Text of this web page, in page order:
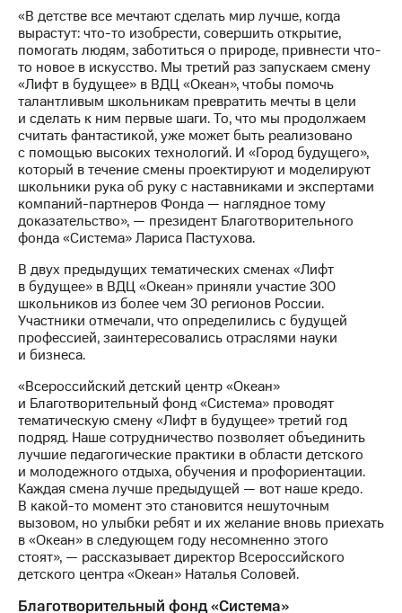
Регистратор
Реквизиты
Контакты
развитие
деловая этика
На главную
«В детстве все мечтают сделать мир лучше, когда
вырастут: что-то изобрести, совершить открытие,
помогать людям, заботиться о природе, привнести что-
то новое в искусство. Мы третий раз запускаем смену
«Лифт в будущее» в ВДЦ «Океан», чтобы помочь
талантливым школьникам превратить мечты в цели
и сделать к ним первые шаги. То, что мы продолжаем
считать фантастикой, уже может быть реализовано
с помощью высоких технологий. И «Город будущего»,
который в течение смены проектируют и моделируют
школьники рука об руку с наставниками и экспертами
компаний-партнеров Фонда — наглядное тому
доказательство», — президент Благотворительного
фонда «Система» Лариса Пастухова.
В двух предыдущих тематических сменах «Лифт
в будущее» в ВДЦ «Океан» приняли участие 300
школьников из более чем 30 регионов России.
Участники отмечали, что определились с будущей
профессией, заинтересовались отраслями науки
и бизнеса.
«Всероссийский детский центр «Океан»
и Благотворительный фонд «Система» проводят
тематическую смену «Лифт в будущее» третий год
подряд. Наше сотрудничество позволяет объединить
лучшие педагогические практики в области детского
и молодежного отдыха, обучения и профориентации.
Каждая смена лучше предыдущей — вот наше кредо.
В какой-то момент это становится нешуточным
вызовом, но улыбки ребят и их желание вновь приехать
в «Океан» в следующем году несомненно этого
стоят», — рассказывает директор Всероссийского
детского центра «Океан» Наталья Соловей.
Благотворительный фонд «Система»